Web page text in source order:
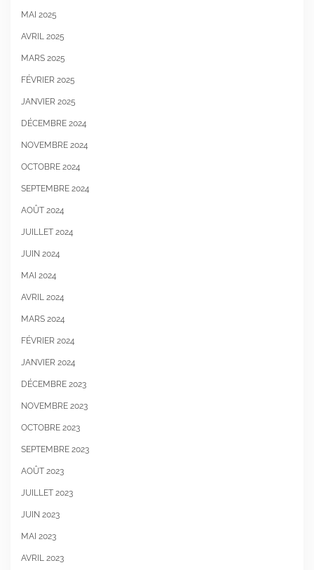
MAI 2025
AVRIL 2025
MARS 2025
FÉVRIER 2025
JANVIER 2025
DÉCEMBRE 2024
NOVEMBRE 2024
OCTOBRE 2024
SEPTEMBRE 2024
AOÛT 2024
JUILLET 2024
JUIN 2024
MAI 2024
AVRIL 2024
MARS 2024
FÉVRIER 2024
JANVIER 2024
DÉCEMBRE 2023
NOVEMBRE 2023
OCTOBRE 2023
SEPTEMBRE 2023
AOÛT 2023
JUILLET 2023
JUIN 2023
MAI 2023
AVRIL 2023